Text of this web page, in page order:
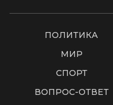
ПОЛИТИКА
МИР
СПОРТ
ВОПРОС-ОТВЕТ